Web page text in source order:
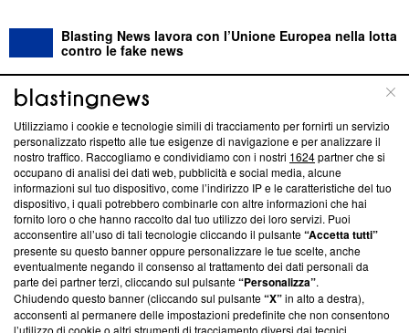
Blasting News lavora con l’Unione Europea nella lotta
contro le fake news
ABOUT LINEA EDITORIALE
Questa sezione offre informazioni trasparenti su Blasting
News, sui nostri processi editoriali e su come ci impegniamo a
creare news di qualità. Inoltre, afferma la nostra aderenza a
‘Trust Project - News with Integrity’Blasting News non è
ancora membro del programma, ma ha richiesto di farne
parte; Trust Project non ha ancora effettuato una verifica di
conformità agli standard.
Su di noi
Team editoriale
Utilizziamo i cookie e tecnologie simili di tracciamento per fornirti un servizio
personalizzato rispetto alle tue esigenze di navigazione e per analizzare il
nostro traffico. Raccogliamo e condividiamo con i nostri 1624partner che si
occupano di analisi dei dati web, pubblicità e social media, alcune
informazioni sul tuo dispositivo, come l’indirizzo IP e le caratteristiche del tuo
dispositivo, i quali potrebbero combinarle con altre informazioni che hai
fornito loro o che hanno raccolto dal tuo utilizzo dei loro servizi. Puoi
acconsentire all’uso di tali tecnologie cliccando il pulsante“Accetta tutti”
presente su questo banner oppure personalizzare le tue scelte, anche
eventualmente negando il consenso al trattamento dei dati personali da
parte dei partner terzi, cliccando sul pulsante“Personalizza”.
Chiudendo questo banner (cliccando sul pulsante“X”in alto a destra),
acconsenti al permanere delle impostazioni predefinite che non consentono
l’utilizzo di cookie o altri strumenti di tracciamento diversi dai tecnici.